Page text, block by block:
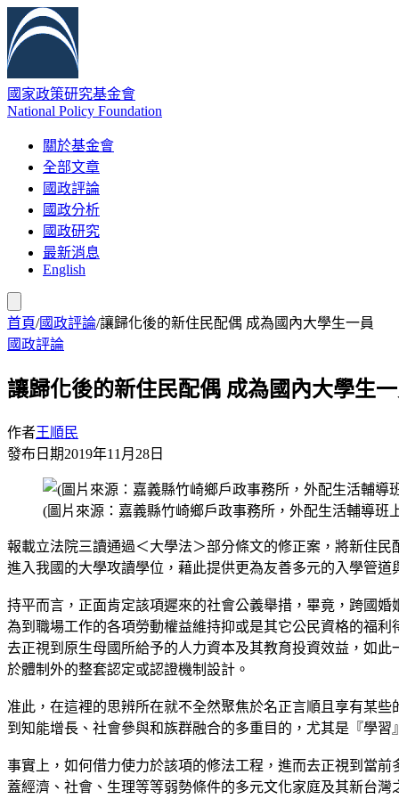
國家政策研究基金會
National Policy Foundation
關於基金會
全部文章
國政評論
國政分析
國政研究
最新消息
English
首頁/國政評論/讓歸化後的新住民配偶 成為國內大學生一員
國政評論
讓歸化後的新住民配偶 成為國內大學生
作者王順民
發布日期2019年11月28日
(圖片來源：嘉義縣竹崎鄉戶政事務所，外配生活輔導班
報載立法院三讀通過＜大學法＞部分條文的修正案，將新住
進入我國的大學攻讀學位，藉此提供更為友善多元的入學管道
持平而言，正面肯定該項遲來的社會公義舉措，畢竟，跨國
為到職場工作的各項勞動權益維持抑或是其它公民資格的福
去正視到原生母國所給予的人力資本及其教育投資效益，如
於體制外的整套認定或認證機制設計。
准此，在這裡的思辨所在就不全然聚焦於名正言順且享有某
到知能增長、社會參與和族群融合的多重目的，尤其是『學
事實上，如何借力使力於該項的修法工程，進而去正視到當
蓋經濟、社會、生理等等弱勢條件的多元文化家庭及其新台